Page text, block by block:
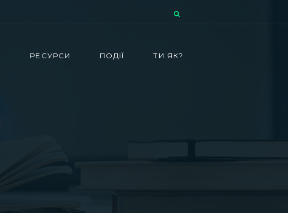
РЕСУРСИ ПОДІЇ ТИ ЯК?